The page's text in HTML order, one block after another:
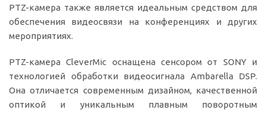
PTZ-камера также является идеальным средством для
обеспечения видеосвязи на конференциях и других
мероприятиях.
PTZ-камера CleverMic оснащена сенсором от SONY и
технологией обработки видеосигнала Ambarella DSP.
Она отличается современным дизайном, качественной
оптикой и уникальным плавным поворотным